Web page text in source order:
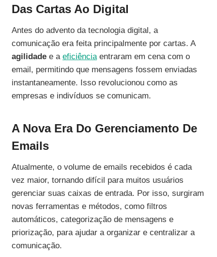
Das Cartas Ao Digital
Antes do advento da tecnologia digital, a
comunicação era feita principalmente por cartas. A
agilidade e a eficiênciaentraram em cena com o
email, permitindo que mensagens fossem enviadas
instantaneamente. Isso revolucionou como as
empresas e indivíduos se comunicam.
A Nova Era Do Gerenciamento De
Emails
Atualmente, o volume de emails recebidos é cada
vez maior, tornando difícil para muitos usuários
gerenciar suas caixas de entrada. Por isso, surgiram
novas ferramentas e métodos, como filtros
automáticos, categorização de mensagens e
priorização, para ajudar a organizar e centralizar a
comunicação.